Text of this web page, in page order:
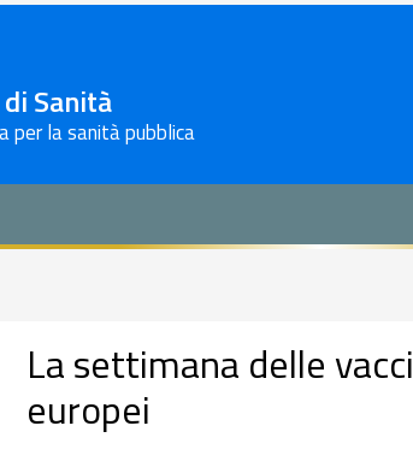
Sanità
per la sanità pubblica
La settimana delle
europei